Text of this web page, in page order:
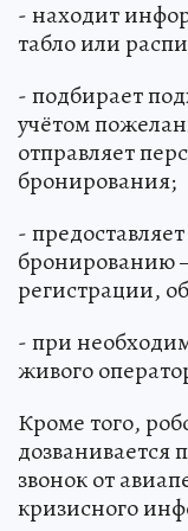
- находит
табло или
- подбирает
учётом
отправляет
бронирования;
-
бронированию
регистрации,
- при
живого
Кроме того,
звонок от
кризисного